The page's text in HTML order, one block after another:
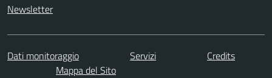
Newsletter
Dati monitoraggio Servizi
Credits
Mappa del Sito